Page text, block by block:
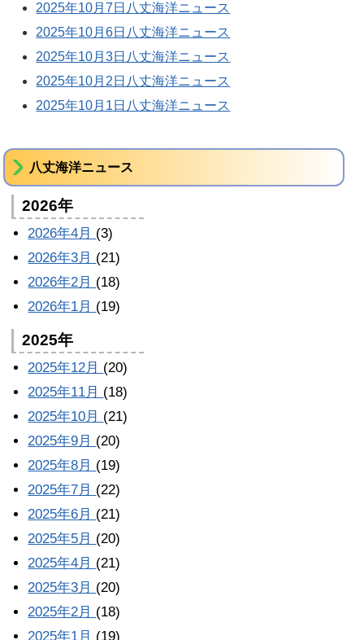
2025年10月7日八丈海洋ニュース
2025年10月6日八丈海洋ニュース
2025年10月3日八丈海洋ニュース
2025年10月2日八丈海洋ニュース
2025年10月1日八丈海洋ニュース
八丈海洋ニュース
2026年
2026年4月 (3)
2026年3月 (21)
2026年2月 (18)
2026年1月 (19)
2025年
2025年12月 (20)
2025年11月 (18)
2025年10月 (21)
2025年9月 (20)
2025年8月 (19)
2025年7月 (22)
2025年6月 (21)
2025年5月 (20)
2025年4月 (21)
2025年3月 (20)
2025年2月 (18)
2025年1月 (19)